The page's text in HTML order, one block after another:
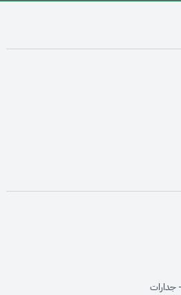
opens
opens
opens in
opens in
جداراتopens in new window